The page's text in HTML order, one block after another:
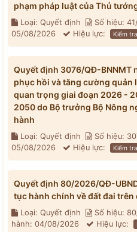
phạm pháp luật của Thủ
Loại: Quyết định Số hiệu:
05/08/2026
Hiệu lực: Kiểm tra
Quyết định 3076/QĐ-BNNMT
phục hồi và tăng cường quản
quan trọng giai đoạn 2026 -
2050 do Bộ trưởng Bộ Nông
hành
Loại: Quyết định Số hiệu:
05/08/2026
Hiệu lực: Kiểm tra
Quyết định 80/2026/QĐ-
tục hành chính về đất đai trên
Loại: Quyết định Số hiệu:
hành: 04/08/2026
Hiệu lực: